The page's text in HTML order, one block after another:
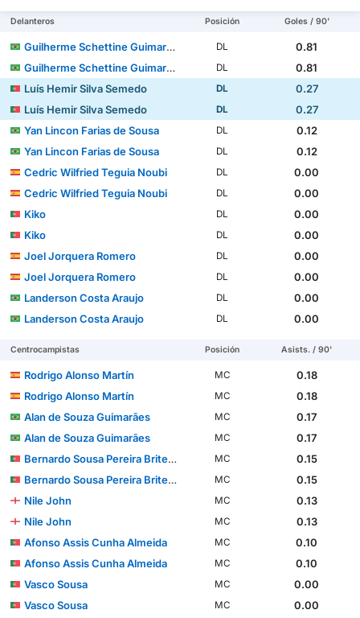
Delanteros Posición Goles / 90'
Guilherme Schettine Guimarães DL
0.81
Guilherme Schettine Guimarães
DL
0.81
Luís Hemir Silva Semedo
DL
0.27
Luís Hemir Silva Semedo
DL
0.27
Yan Lincon Farias de Sousa
DL
0.12
Yan Lincon Farias de Sousa
DL
0.12
Cedric Wilfried Teguia Noubi
DL
0.00
Cedric Wilfried Teguia Noubi
DL
0.00
Kiko
DL
0.00
Kiko
DL
0.00
Joel Jorquera Romero
DL
0.00
Joel Jorquera Romero
DL
0.00
Landerson Costa Araujo
DL
0.00
Landerson Costa Araujo
DL 0.00
Centrocampistas Posición Asists. / 90'
Rodrigo Alonso Martín MC
0.18
Rodrigo Alonso Martín
MC
0.18
Alan de Souza Guimarães
MC
0.17
Alan de Souza Guimarães
MC
0.17
Bernardo Sousa Pereira Brites Martins
MC
0.15
Bernardo Sousa Pereira Brites Martins
MC
0.15
Nile John
MC
0.13
Nile John
MC
0.13
Afonso Assis Cunha Almeida
MC
0.10
Afonso Assis Cunha Almeida
MC
0.10
Vasco Sousa
MC
0.00
Vasco Sousa
MC
0.00